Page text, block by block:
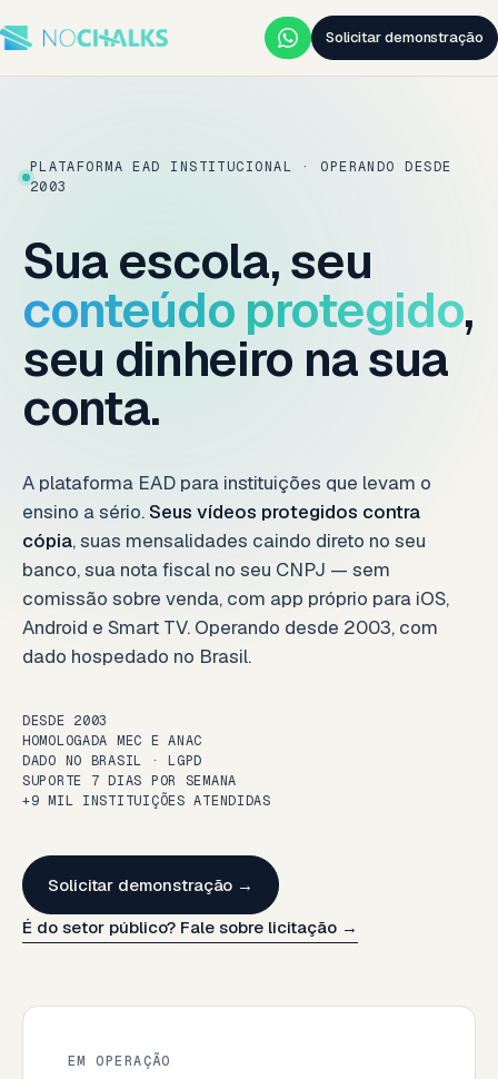
Solicitar demonstração
PLATAFORMA EAD INSTITUCIONAL · OPERANDO DESDE
2003
Sua escola, seu
conteúdo protegido,
seu dinheiro na sua
conta.
A plataforma EAD para instituições que levam o
ensino a sério.Seus vídeos protegidos contra
cópia, suas mensalidades caindo direto no seu
banco, sua nota fiscal no seu CNPJ — sem
comissão sobre venda, com app próprio para iOS,
Android e Smart TV. Operando desde 2003, com
dado hospedado no Brasil.
DESDE 2003
HOMOLOGADA MEC E ANAC
DADO NO BRASIL · LGPD
SUPORTE 7 DIAS POR SEMANA
+9 MIL INSTITUIÇÕES ATENDIDAS
Solicitar demonstração →
É do setor público? Fale sobre licitação →
EM OPERAÇÃO